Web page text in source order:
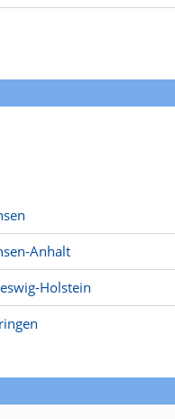
Anhalt
Holstein